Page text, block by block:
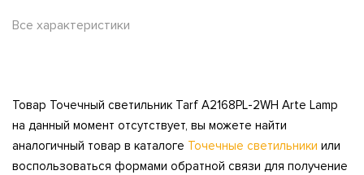
Все характеристики
Товар Точечный светильник Tarf A2168PL-2WH Arte Lamp
на данный момент отсутствует, вы можете найти
аналогичный товар в каталоге Точечные светильники или
воспользоваться формами обратной связи для получение